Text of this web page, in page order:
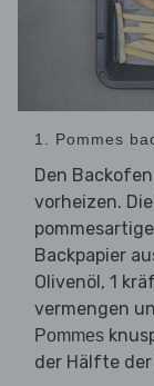
1. Pommes
Den
vorheizen. Die
Backpapier
Olivenöl, 1
vermengen
Pommes
der Hälfte